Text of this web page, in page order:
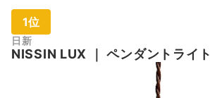
1位
日新
NISSIN LUX ｜ペンダントライト